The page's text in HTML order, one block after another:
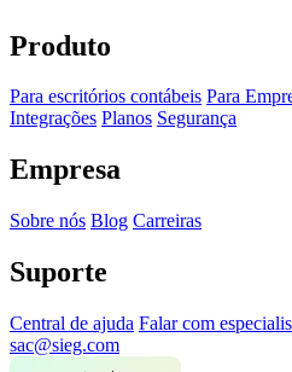
Produto
Para escritórios contábeis Para
Integrações Planos Segurança
Empresa
Sobre nós Blog Carreiras
Suporte
Central de ajuda Falar com
sac@sieg.com